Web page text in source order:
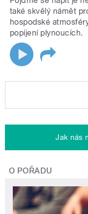
také skvělý námět
hospodské
popíjení plynoucích.
Jak nás
O POŘADU